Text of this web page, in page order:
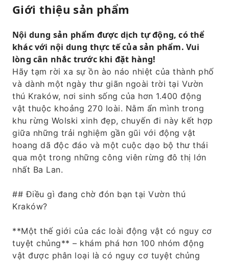
Giới thiệu sản phẩm
Nội dung sản phẩm được dịch tự động, có thể
khác với nội dung thực tế của sản phẩm. Vui
lòng cân nhắc trước khi đặt hàng!
Hãy tạm rời xa sự ồn ào náo nhiệt của thành phố
và dành một ngày thư giãn ngoài trời tại Vườn
thú Kraków, nơi sinh sống của hơn 1.400 động
vật thuộc khoảng 270 loài. Nằm ẩn mình trong
khu rừng Wolski xinh đẹp, chuyến đi này kết hợp
giữa những trải nghiệm gần gũi với động vật
hoang dã độc đáo và một cuộc dạo bộ thư thái
qua một trong những công viên rừng đô thị lớn
nhất Ba Lan.
## Điều gì đang chờ đón bạn tại Vườn thú
Kraków?
**Một thế giới của các loài động vật có nguy cơ
tuyệt chủng** – khám phá hơn 100 nhóm động
vật được phân loại là có nguy cơ tuyệt chủng